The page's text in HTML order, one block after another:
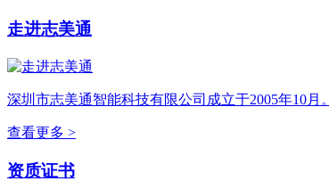
走进志美通
深圳市志美通智能科技有限公司成立于2005年10月。
查看更多 >
资质证书